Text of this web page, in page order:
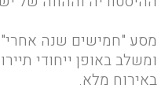
מסע "חמישים שנה
ומשלב באופן ייחודי
באירוח מלא.